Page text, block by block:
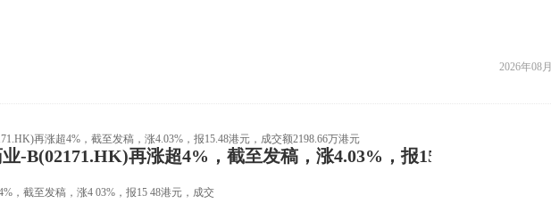
2026年08
-B(02171.HK)再涨超4%，截至发稿，涨4.03%，报15.48港元，成交
，截至发稿，涨4 03%，报15 48港元，成交